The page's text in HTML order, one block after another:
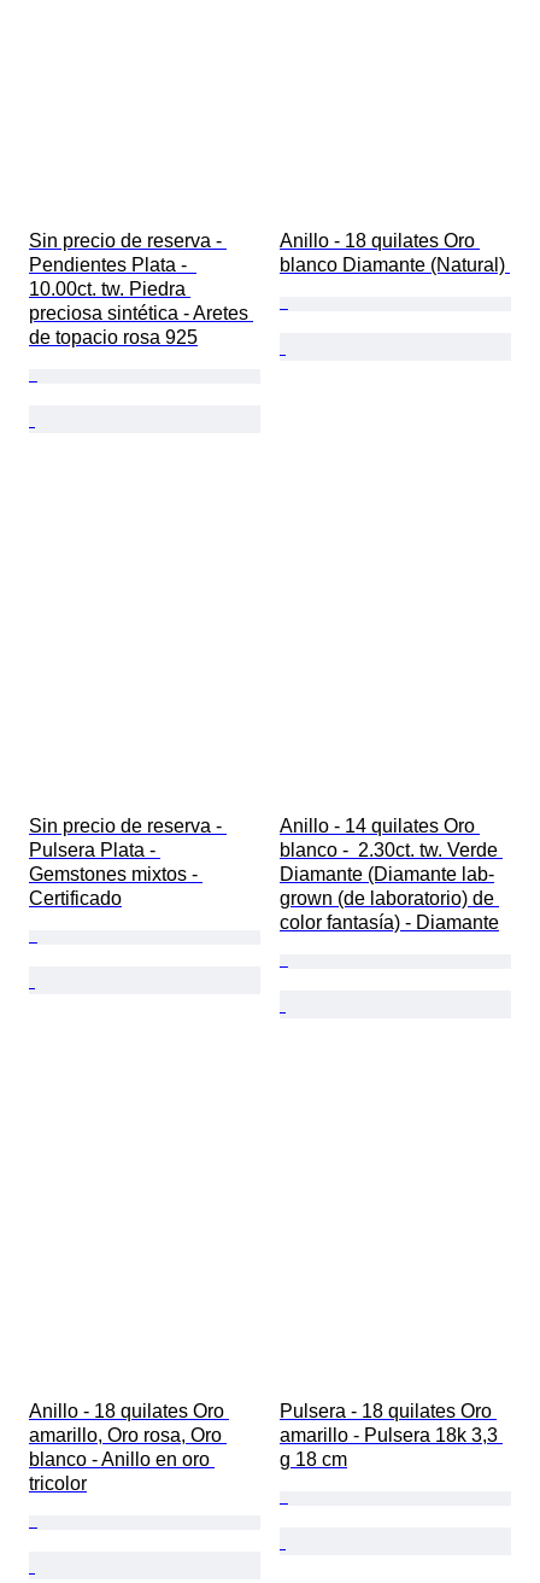
Sin precio de reserva -
Pendientes Plata -
10.00ct. tw. Piedra
preciosa sintética - Aretes
de topacio rosa 925
Anillo - 18 quilates Oro
blanco Diamante (Natural)
Sin precio de reserva -
Pulsera Plata -
Gemstones mixtos -
Certificado
Anillo - 14 quilates Oro
blanco -  2.30ct. tw. Verde
Diamante (Diamante lab-
grown (de laboratorio) de
color fantasía) - Diamante
Anillo - 18 quilates Oro
amarillo, Oro rosa, Oro
blanco - Anillo en oro
tricolor
Pulsera - 18 quilates Oro
amarillo - Pulsera 18k 3,3
g 18 cm